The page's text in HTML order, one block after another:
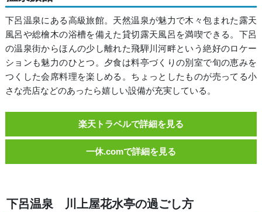
下呂温泉にある高級旅館。天然温泉が魅力で木々包まれた露天
風呂や総檜木の浴槽を備えた貸切露天風呂を満喫できる。下呂
の温泉街からほんの少し離れた飛騨川河畔という絶好のロケー
ションも魅力のひとつ。夕食は料亭づくりの別室で旬の恵みを
つくした会席料理を楽しめる。ちょっとしたものが売ってる小
さな売店などのあったら嬉しい設備が充実している。
楽天トラベルで詳細を見る
一休.comで詳細を見る
下呂温泉 川上屋花水亭の過ごし方